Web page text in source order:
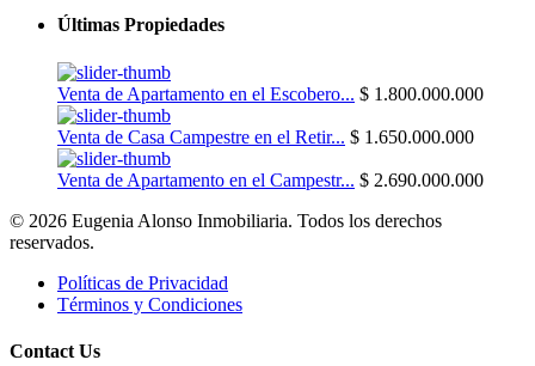
Últimas Propiedades
Venta de Apartamento en el Escobero... $ 1.800.000.000
Venta de Casa Campestre en el Retir... $ 1.650.000.000
Venta de Apartamento en el Campestr... $ 2.690.000.000
© 2026 Eugenia Alonso Inmobiliaria. Todos los derechos
reservados.
Políticas de Privacidad
Términos y Condiciones
Contact Us